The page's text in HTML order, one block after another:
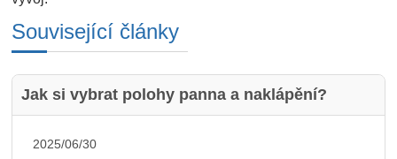
Související články
Jak si vybrat polohy panna a naklápění?
2025/06/30